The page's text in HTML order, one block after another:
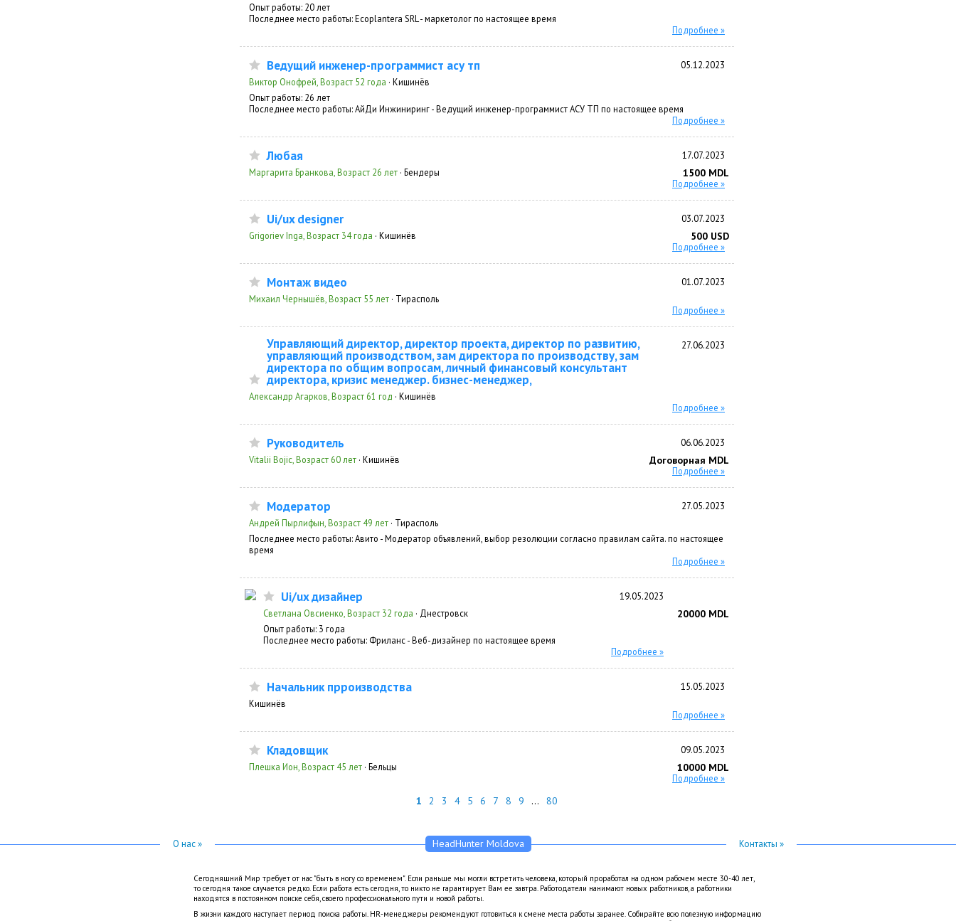
Опыт работы: 20 лет
Последнее место работы:Ecoplantera SRL - маркетолог по настоящее время
Подробнее »
Ведущий инженер-программист асу тп 05.12.2023
Виктор Онофрей, Возраст 52 года · Кишинёв
Опыт работы: 26 лет
Последнее место работы:АйДи Инжиниринг - Ведущий инженер-программист АСУ ТП по настоящее время
Подробнее »
Любая 17.07.2023
Маргарита Бранкова, Возраст 26 лет · Бендеры 1500 MDL
Подробнее »
Ui/ux designer 03.07.2023
Grigoriev Inga, Возраст 34 года · Кишинёв 500 USD
Подробнее »
Монтаж видео 01.07.2023
Михаил Чернышёв, Возраст 55 лет · Тирасполь
Подробнее »
Управляющий директор, директор проекта, директор по развитию,
управляющий производством, зам директора по производству, зам
директора по общим вопросам, личный финансовый консультант
директора, кризис менеджер. бизнес-менеджер,
27.06.2023
Александр Агарков, Возраст 61 год · Кишинёв
Подробнее »
Руководитель 06.06.2023
Vitalii Bojic, Возраст 60 лет · Кишинёв Договорная MDL
Подробнее »
Модератор 27.05.2023
Андрей Пырлифын, Возраст 49 лет · Тирасполь
Последнее место работы:Авито - Модератор объявлений, выбор резолюции согласно правилам сайта. по настоящее
время
Подробнее »
Ui/ux дизайнер 19.05.2023
Светлана Овсиенко, Возраст 32 года · Днестровск 20000 MDL
Опыт работы: 3 года
Последнее место работы: Фриланс - Веб-дизайнер по настоящее время
Подробнее »
Начальник прроизводства 15.05.2023
Кишинёв
Подробнее »
Кладовщик 09.05.2023
Плешка Ион, Возраст 45 лет · Бельцы 10000 MDL
Подробнее »
1 2 3 4 5 6 7 8 9 ... 80
О нас » Контакты »
HeadHunter Moldova
Сегодняшний Мир требует от нас "быть в ногу со временем". Если раньше мы могли встретить человека, который проработал на одном рабочем месте 30-40 лет,
то сегодня такое случается редко. Если работа есть сегодня, то никто не гарантирует Вам ее завтра. Работодатели нанимают новых работников, а работники
находятся в постоянном поиске себя, своего профессионального пути и новой работы.
В жизни каждого наступает период поиска работы. HR-менеджеры рекомендуют готовиться к смене места работы заранее. Собирайте всю полезную информацию